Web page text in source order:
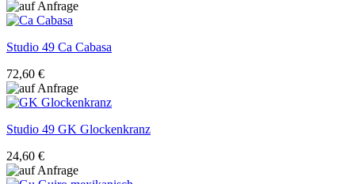
Studio 49 Ca Cabasa
72,60 €
Studio 49 GK Glockenkranz
24,60 €